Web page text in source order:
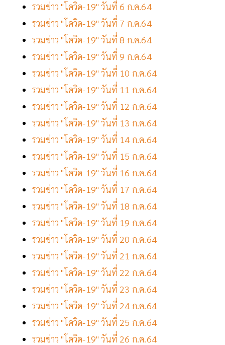
รวมข่าว "โควิด-19" วันที่ 6 ก.ค.64
รวมข่าว "โควิด-19" วันที่ 7 ก.ค.64
รวมข่าว "โควิด-19" วันที่ 8 ก.ค.64
รวมข่าว "โควิด-19" วันที่ 9 ก.ค.64
รวมข่าว "โควิด-19" วันที่ 10 ก.ค.64
รวมข่าว "โควิด-19" วันที่ 11 ก.ค.64
รวมข่าว "โควิด-19" วันที่ 12 ก.ค.64
รวมข่าว "โควิด-19" วันที่ 13 ก.ค.64
รวมข่าว "โควิด-19" วันที่ 14 ก.ค.64
รวมข่าว "โควิด-19" วันที่ 15 ก.ค.64
รวมข่าว "โควิด-19" วันที่ 16 ก.ค.64
รวมข่าว "โควิด-19" วันที่ 17 ก.ค.64
รวมข่าว "โควิด-19" วันที่ 18 ก.ค.64
รวมข่าว "โควิด-19" วันที่ 19 ก.ค.64
รวมข่าว "โควิด-19" วันที่ 20 ก.ค.64
รวมข่าว "โควิด-19" วันที่ 21 ก.ค.64
รวมข่าว "โควิด-19" วันที่ 22 ก.ค.64
รวมข่าว "โควิด-19" วันที่ 23 ก.ค.64
รวมข่าว "โควิด-19" วันที่ 24 ก.ค.64
รวมข่าว "โควิด-19" วันที่ 25 ก.ค.64
รวมข่าว "โควิด-19" วันที่ 26 ก.ค.64